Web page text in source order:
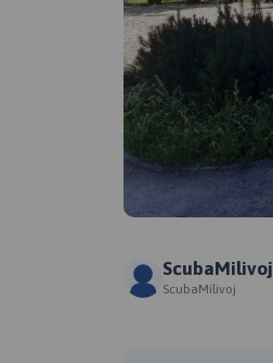
ScubaMilivoj
ScubaMilivoj